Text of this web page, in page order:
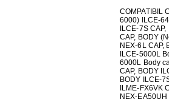
COMPATIBIL
6000) ILCE-
ILCE-7S
CAP, BODY
NEX-6L CAP,
ILCE-5000L
6000L Body
CAP, BODY
BODY ILCE-
ILME-FX6VK
NEX-